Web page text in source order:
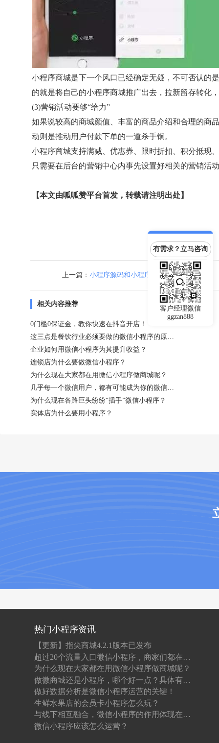
小程序商城是下一个风口已经确定无疑，不可否认的
的就是将自己的小程序商城推广出去，拉新留存转化
(3)营销活动要够“给力”
如果说较高的商城颜值、丰富的商品介绍和合理的商
动则是推动用户付款下单的一道杀手锏。
小程序商城支持满减、优惠券、限时折扣、积分抵现
只需要在后台的营销中心内事先设置好相关的营销活
【本文由呱呱赞平台首发，转载请注明出处】
上一篇： 小程序源码和小程序模板哪种好呢？
相关内容推荐
0门槛0保证金，教你快速在抖音开店！
这三点是餐饮行业必须要做的微信小程序的原因！
企业如何用微信小程序为其提升收益？
连锁店为什么要做微信小程序？
为什么现在大家都在用微信小程序做商城呢？
几乎每一个微信用户，都有可能成为你的微信小程序用户
为什么现在各路巨头纷纷“插手”微信小程序？
实体店为什么要用小程序？
有需求？立马咨询
客户经理微信
ggzan888
热门小程序资讯
【更新】指尖商城4.2.1版本已发布
超过20个流量入口微信小程序，商家们都在抢先入驻！
为什么现在大家都在用微信小程序做商城呢？
做微商城还是小程序，哪个好一点？具体有什么区别？
做好数据分析是微信小程序运营的关键！
生鲜水果店的会员卡小程序怎么玩？
与线下相互融合，微信小程序的作用体现在哪？
微信小程序应该怎么运营？